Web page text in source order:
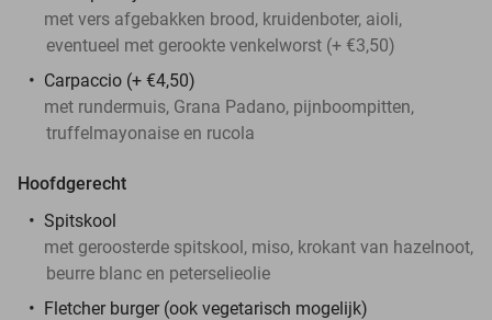
met vers afgebakken brood, kruidenboter, aioli,
eventueel met gerookte venkelworst (+ €3,50)
Carpaccio (+ €4,50)
met rundermuis, Grana Padano, pijnboompitten,
truffelmayonaise en rucola
Hoofdgerecht
Spitskool
met geroosterde spitskool, miso, krokant van hazelnoot,
beurre blanc en peterselieolie
Fletcher burger (ook vegetarisch mogelijk)